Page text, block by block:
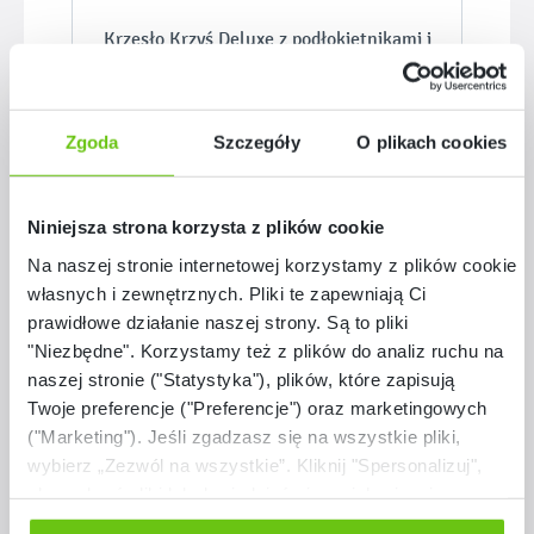
Zgoda Szczegóły O plikach cookies
Niniejsza strona korzysta z plików cookie
Na naszej stronie internetowej korzystamy z plików cookie:
własnych i zewnętrznych. Pliki te zapewniają Ci
prawidłowe działanie naszej strony. Są to pliki
"Niezbędne". Korzystamy też z plików do analiz ruchu na
naszej stronie ("Statystyka"), plików, które zapisują
Twoje preferencje ("Preferencje") oraz marketingowych
("Marketing"). Jeśli zgadzasz się na wszystkie pliki,
wybierz „Zezwól na wszystkie”. Kliknij "Spersonalizuj",
Odmów zgody poprzez przycisk „Odmowa”. Wtedy
Krzesło Krzyś Deluxe z podłokietnikami i
Pomiń galerię produktów
Polecane